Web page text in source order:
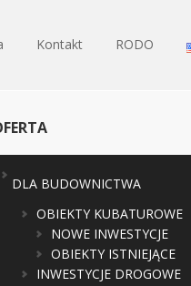
Kontakt RODO
DLA BUDOWNICTWA
OBIEKTY KUBATUROWE
NOWE INWESTYCJE
OBIEKTY ISTNIEJĄCE
INWESTYCJE DROGOWE